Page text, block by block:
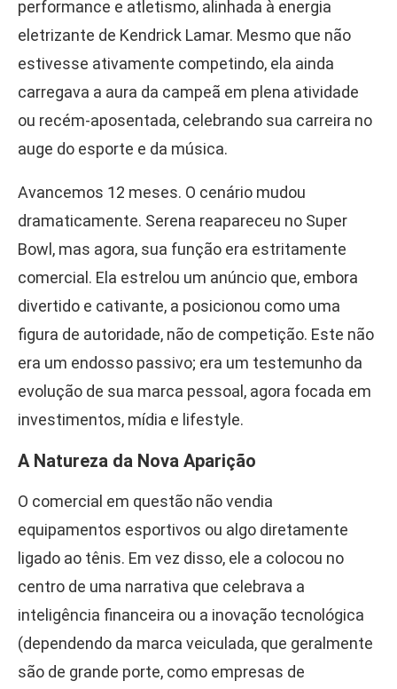
performance e atletismo, alinhada à energia
eletrizante de Kendrick Lamar. Mesmo que não
estivesse ativamente competindo, ela ainda
carregava a aura da campeã em plena atividade
ou recém-aposentada, celebrando sua carreira no
auge do esporte e da música.
Avancemos 12 meses. O cenário mudou
dramaticamente. Serena reapareceu no Super
Bowl, mas agora, sua função era estritamente
comercial. Ela estrelou um anúncio que, embora
divertido e cativante, a posicionou como uma
figura de autoridade, não de competição. Este não
era um endosso passivo; era um testemunho da
evolução de sua marca pessoal, agora focada em
investimentos, mídia e lifestyle.
A Natureza da Nova Aparição
O comercial em questão não vendia
equipamentos esportivos ou algo diretamente
ligado ao tênis. Em vez disso, ele a colocou no
centro de uma narrativa que celebrava a
inteligência financeira ou a inovação tecnológica
(dependendo da marca veiculada, que geralmente
são de grande porte, como empresas de